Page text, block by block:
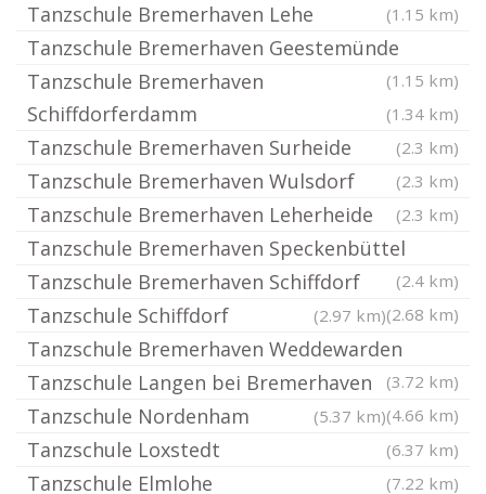
Tanzschule Bremerhaven Lehe (1.15 km)
Tanzschule Bremerhaven Geestemünde
(1.15 km)
Tanzschule Bremerhaven
Schiffdorferdamm
(1.34 km)
Tanzschule Bremerhaven Surheide (2.3 km)
Tanzschule Bremerhaven Wulsdorf (2.3 km)
Tanzschule Bremerhaven Leherheide (2.3 km)
Tanzschule Bremerhaven Speckenbüttel
(2.4 km)
Tanzschule Bremerhaven Schiffdorf
(2.68 km)
Tanzschule Schiffdorf (2.97 km)
Tanzschule Bremerhaven Weddewarden
(3.72 km)
Tanzschule Langen bei Bremerhaven
(4.66 km)
Tanzschule Nordenham (5.37 km)
Tanzschule Loxstedt (6.37 km)
Tanzschule Elmlohe (7.22 km)